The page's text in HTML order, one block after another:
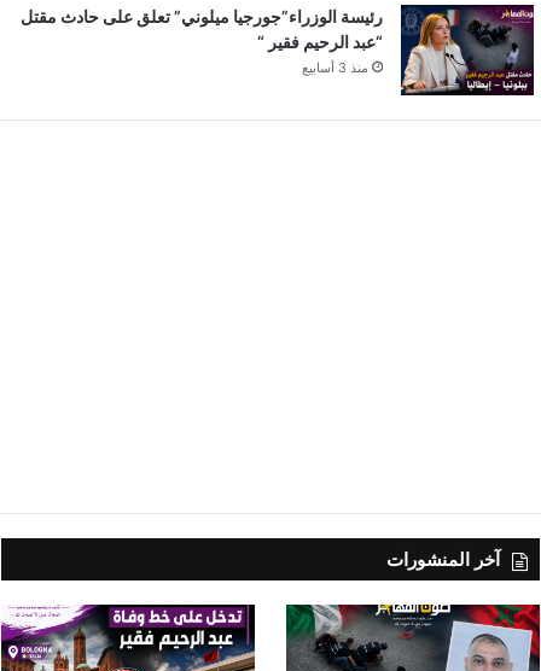
رئيسة الوزراء”جورجيا ميلوني” تعلق على حادث مقتل
“عبد الرحيم فقير “
منذ 3 أسابيع
آخر المنشورات